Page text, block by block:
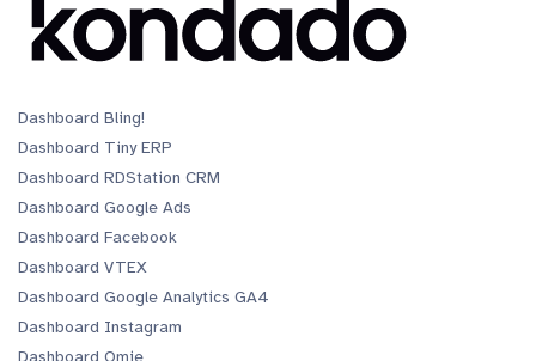
Dashboard Bling!
Dashboard Tiny ERP
Dashboard RDStation CRM
Dashboard Google Ads
Dashboard Facebook
Dashboard VTEX
Dashboard Google Analytics GA4
Dashboard Instagram
Dashboard Omie